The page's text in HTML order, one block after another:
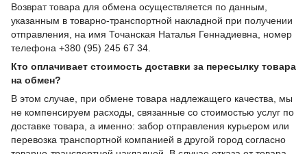
Возврат товара для обмена осуществляется по данным,
указанным в товарно-транспортной накладной при получении
отправления, на имя Точанская Наталья Геннадиевна, номер
телефона +380 (95) 245 67 34.
Кто оплачивает стоимость доставки за пересылку товара
на обмен?
В этом случае, при обмене товара надлежащего качества, мы
не компенсируем расходы, связанные со стоимостью услуг по
доставке товара, а именно: забор отправления курьером или
перевозка транспортной компанией в другой город согласно